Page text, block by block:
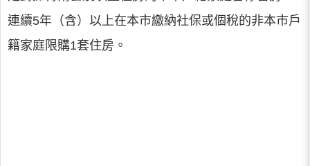
連續5年（含）以上在本市繳納社保或個稅的非本市戶
籍家庭限購1套住房。